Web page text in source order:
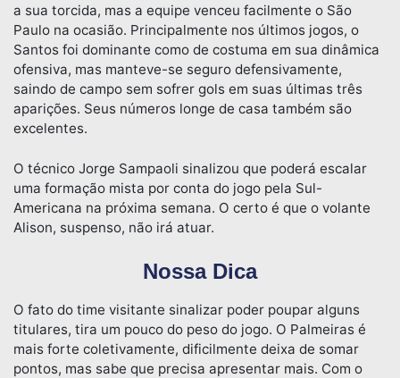
a sua torcida, mas a equipe venceu facilmente o São
Paulo na ocasião. Principalmente nos últimos jogos, o
Santos foi dominante como de costuma em sua dinâmica
ofensiva, mas manteve-se seguro defensivamente,
saindo de campo sem sofrer gols em suas últimas três
aparições. Seus números longe de casa também são
excelentes.
O técnico Jorge Sampaoli sinalizou que poderá escalar
uma formação mista por conta do jogo pela Sul-
Americana na próxima semana. O certo é que o volante
Alison, suspenso, não irá atuar.
Nossa Dica
O fato do time visitante sinalizar poder poupar alguns
titulares, tira um pouco do peso do jogo. O Palmeiras é
mais forte coletivamente, dificilmente deixa de somar
pontos, mas sabe que precisa apresentar mais. Com o